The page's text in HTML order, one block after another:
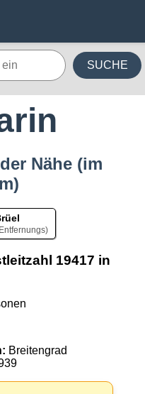
SUCHE
Nähe (im
19417 in
Breitengrad